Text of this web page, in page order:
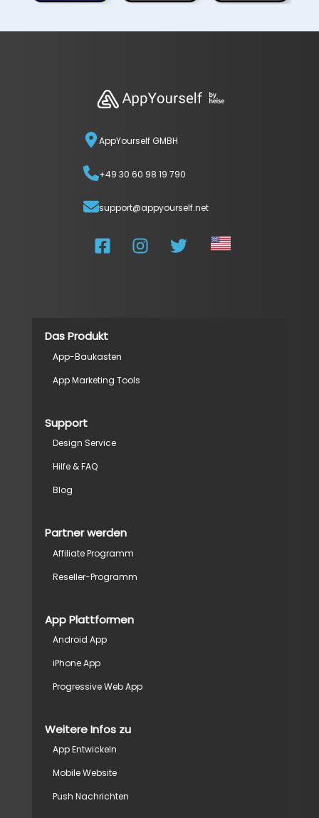
AppYourself GMBH
+49 30 60 98 19 790
support@appyourself.net
Das Produkt
App-Baukasten
App Marketing Tools
Support
Design Service
Hilfe & FAQ
Blog
Partner werden
Affiliate Programm
Reseller-Programm
App Plattformen
Android App
iPhone App
Progressive Web App
Weitere Infos zu
App Entwickeln
Mobile Website
Push Nachrichten